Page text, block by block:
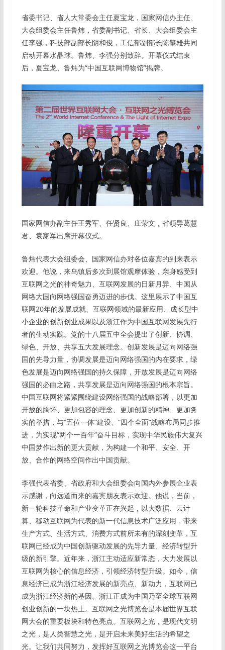
省委书记、省人大常委会主任夏宝龙，国家网信办主任、
大会组委会主任鲁炜，省委副书记、省长、大会组委会主
任李强，科技部副部长阴和俊，工信部副部长陈肇雄共同
启动开幕水晶球。鲁炜、李强分别致辞。开幕仪式结束
后，夏宝龙、鲁炜为“中国互联网博物馆”揭牌。
国家网信办副主任王秀军、任贤良、庄荣文，省领导葛慧
君、袁家军出席开幕仪式。
鲁炜代表大会组委会、国家网信办对各位嘉宾的到来表示
欢迎。他说，来乌镇后多次到展馆观摩体验，亲身感受到
互联网之光的神奇魅力、互联网发展的日新月异、中国从
网络大国向网络强国奋勇迈进的步伐。这里展示了中国互
联网20年的发展成就、互联网领域的最新应用、成长型中
小企业的创新创业成果以及浙江作为中国互联网发展先行
者的生动实践。党的十八届五中全会提出了创新、协调、
绿色、开放、共享五大发展理念。创新发展是迈向网络强
国的先导力量，协调发展是迈向网络强国的内在要求，绿
色发展是迈向网络强国的持久保障，开放发展是迈向网络
强国的必由之路，共享发展是迈向网络强国的根本宗旨。
中国互联网将紧紧围绕建设网络强国的战略部署，以更加
开放的胸怀、更加包容的理念、更加创新的精神、更加务
实的举措，与“五位一体”建设、“四个全面”战略布局同步推
进，为实现“两个一百年”奋斗目标，实现中华民族伟大复兴
中国梦作出新的更大贡献，为构建一个和平、安全、开
放、合作的网络空间作出中国贡献。
李强代表省委、省政府和大会组委会向国内外参展企业表
示感谢，向远道而来的嘉宾朋友表示欢迎。他说，当前，
新一轮科技革命和产业变革正在兴起，以大数据、云计
算、移动互联网为代表的新一代信息技术广泛应用，带来
生产方式、生活方式、消费方式前所未有的深刻变革，互
联网已经成为中国创新驱动发展的先导力量、经济转型升
级的新引擎。近年来，浙江主动适应新常态，大力发展以
互联网为核心的信息经济，引领经济转型升级。如今，信
息经济已成为浙江经济发展的新亮点、新动力，互联网已
成为浙江经济新的基因。浙江正成为中国乃至全球互联网
创业创新的一块热土。互联网之光博览会是本届世界互联
网大会的重要板块和特色亮点。互联网之光，是现代文明
之光，是人类智慧之光，是开启未来美好生活的希望之
光。让我们共同努力，发挥好互联网之光博览会这一平台